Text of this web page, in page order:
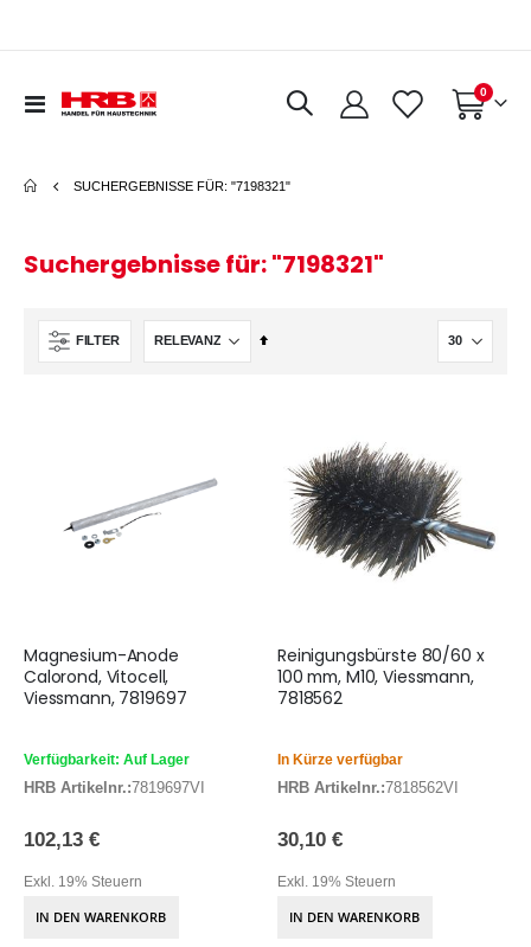
Navigation
Warenkorb
0Artikel
SUCHERGEBNISSE FÜR: "7198321"
Suchergebnisse für: "7198321"
FILTER
In
Magnesium-Anode
Calorond, Vitocell,
Viessmann, 7819697
Verfügbarkeit: Auf Lager
HRB Artikelnr.:7819697VI
102,13 €
Exkl. 19% Steuern
IN DEN WARENKORB
Reinigungsbürste 80/60 x
100 mm, M10, Viessmann,
7818562
In Kürze verfügbar
HRB Artikelnr.:7818562VI
30,10 €
Exkl. 19% Steuern
IN DEN WARENKORB